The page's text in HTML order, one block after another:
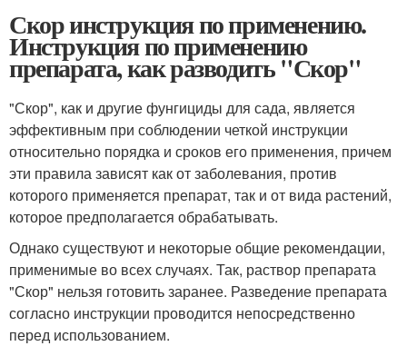
Скор инструкция по применению.
Инструкция по применению
препарата, как разводить "Скор"
"Скор", как и другие фунгициды для сада, является
эффективным при соблюдении четкой инструкции
относительно порядка и сроков его применения, причем
эти правила зависят как от заболевания, против
которого применяется препарат, так и от вида растений,
которое предполагается обрабатывать.
Однако существуют и некоторые общие рекомендации,
применимые во всех случаях. Так, раствор препарата
"Скор" нельзя готовить заранее. Разведение препарата
согласно инструкции проводится непосредственно
перед использованием.